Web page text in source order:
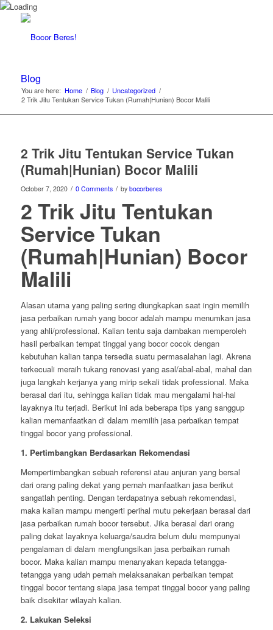
Blog
You are here: Home / Blog / Uncategorized /
2 Trik Jitu Tentukan Service Tukan (Rumah|Hunian) Bocor Malili
2 Trik Jitu Tentukan Service Tukan
(Rumah|Hunian) Bocor Malili
October 7, 2020 / 0 Comments / by bocorberes
2 Trik Jitu Tentukan
Service Tukan
(Rumah|Hunian) Bocor
Malili
Alasan utama yang paling sering diungkapkan saat ingin memilih
jasa perbaikan rumah yang bocor adalah mampu menumkan jasa
yang ahli/professional. Kalian tentu saja dambakan memperoleh
hasil perbaikan tempat tinggal yang bocor cocok dengan
kebutuhan kalian tanpa tersedia suatu permasalahan lagi. Akrena
terkecuali meraih tukang renovasi yang asal/abal-abal, mahal dan
juga langkah kerjanya yang mirip sekali tidak professional. Maka
berasal dari itu, sehingga kalian tidak mau mengalami hal-hal
layaknya itu terjadi. Berikut ini ada beberapa tips yang sanggup
kalian memanfaatkan di dalam memilih jasa perbaikan tempat
tinggal bocor yang professional.
1. Pertimbangkan Berdasarkan Rekomendasi
Mempertimbangkan sebuah referensi atau anjuran yang bersal
dari orang paling dekat yang pernah manfaatkan jasa berikut
sangatlah penting. Dengan terdapatnya sebuah rekomendasi,
maka kalian mampu mengerti perihal mutu pekerjaan berasal dari
jasa perbaikan rumah bocor tersebut. Jika berasal dari orang
paling dekat layaknya keluarga/saudra belum dulu mempunyai
pengalaman di dalam mengfungsikan jasa perbaikan rumah
bocor. Maka kalian mampu menanyakan kepada tetangga-
tetangga yang udah pernah melaksanakan perbaikan tempat
tinggal bocor tentang siapa jasa tempat tinggal bocor yang paling
baik disekitar wilayah kalian.
2. Lakukan Seleksi